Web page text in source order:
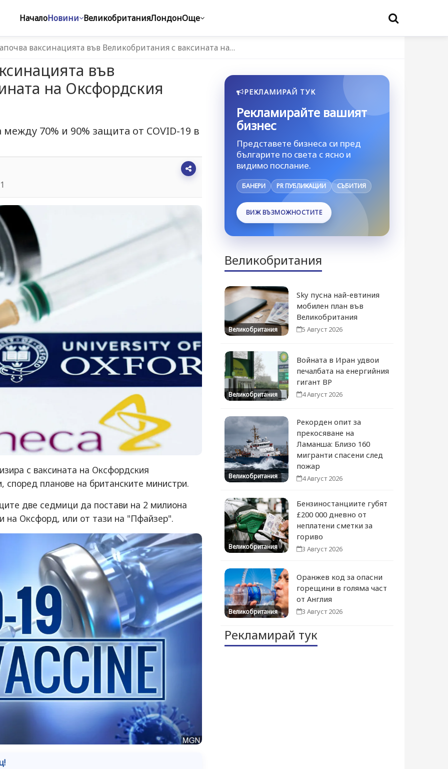
НачалоНовини ВеликобританияЛондонОще
ваксинацията във Великобритания с ваксината на…
във
на Оксфордския
70% и 90% защита от CОVID-19 в
с ваксината на Оксфордския
планове на британските министри.
две седмици да постави на 2 милиона
на Оксфорд, или от тази на "Пфайзер".
РЕКЛАМИРАЙ ТУК
Рекламирайте вашият
бизнес
Представете бизнеса си пред
българите по света с ясно и
видимо послание.
БАНЕРИ PR ПУБЛИКАЦИИ СЪБИТИЯ
ВИЖ ВЪЗМОЖНОСТИТЕ
Великобритания
Великобритания
Sky пусна най-евтиния
мобилен план във
Великобритания
5 Август 2026
Великобритания
Войната в Иран удвои
печалбата на енергийния
гигант BP
4 Август 2026
Великобритания
Рекорден опит за
прекосяване на
Ламанша: Близо 160
мигранти спасени след
пожар
4 Август 2026
Великобритания
Бензиностанциите губят
£200 000 дневно от
неплатени сметки за
гориво
3 Август 2026
Великобритания
Оранжев код за опасни
горещини в голяма част
от Англия
3 Август 2026
Рекламирай тук